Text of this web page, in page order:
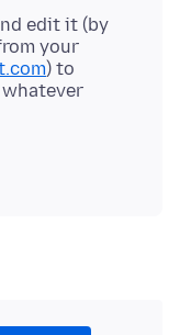
edit it (by
your
) to